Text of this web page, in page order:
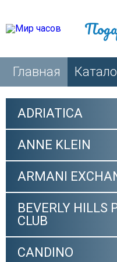
Главная
ADRIATICA
ANNE KLEIN
ARMANI
BEVERLY HILLS
CLUB
CANDINO